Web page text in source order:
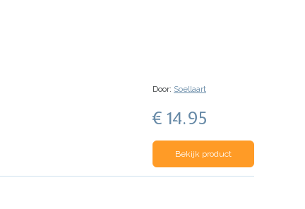
Door: Soellaart
€ 14.95
Bekijk product